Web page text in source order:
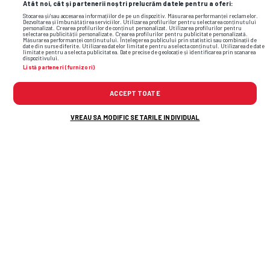
Atât noi, cât și partenerii noștri prelucrăm datele pentru a oferi:
Stocarea și/sau accesarea informațiilor de pe un dispozitiv. Măsurarea performanței reclamelor.
Dezvoltarea și îmbunătățirea serviciilor. Utilizarea profilurilor pentru selectarea conținutului
personalizat. Crearea profilurilor de conținut personalizat. Utilizarea profilurilor pentru
selectarea publicității personalizate. Crearea profilurilor pentru publicitate personalizată.
Măsurarea performanței conținutului. Înțelegerea publicului prin statistici sau combinații de
date din surse diferite. Utilizarea datelor limitate pentru a selecta conținutul. Utilizarea de date
limitate pentru a selecta publicitatea. Date precise de geolocație și identificarea prin scanarea
dispozitivului.
Listă parteneri (furnizori)
ACCEPT TOATE
VREAU SA MODIFIC SETARILE INDIVIDUAL